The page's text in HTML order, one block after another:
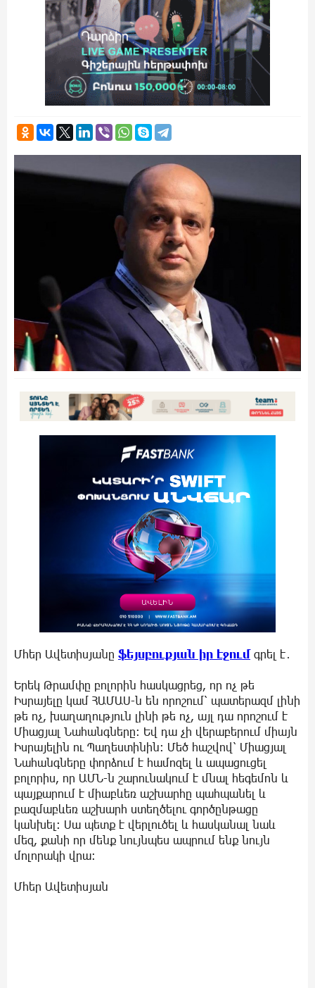
Մհեր Ավետիսյանը ֆեյսբուքյան իր էջումգրել է․
Երեկ Թրամփը բոլորին հասկացրեց, որ ոչ թե
Իսրայելը կամ ՀԱՄԱՍ-ն են որոշում՝ պատերազմ լինի
թե ոչ, խաղաղություն լինի թե ոչ, այլ դա որոշում է
Միացյալ Նահանգները։ Եվ դա չի վերաբերում միայն
Իսրայելին ու Պաղեստինին։ Մեծ հաշվով՝ Միացյալ
Նահանգները փորձում է համոզել և ապացուցել
բոլորիս, որ ԱՄՆ-ն շարունակում է մնալ հեգեմոն և
պայքարում է միաբևեռ աշխարհը պահպանել և
բազմաբևեռ աշխարհ ստեղծելու գործընթացը
կանխել։ Սա պետք է վերլուծել և հասկանալ նաև
մեզ, քանի որ մենք նույնպես ապրում ենք նույն
մոլորակի վրա։
Մհեր Ավետիսյան